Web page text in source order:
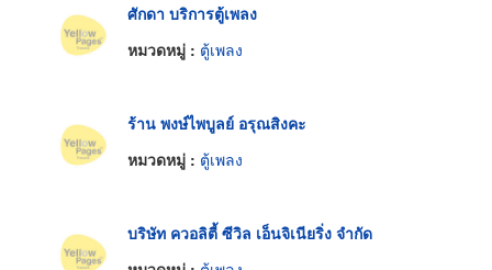
ศักดา บริการตู้เพลง
หมวดหมู่ : ตู้เพลง
ร้าน พงษ์ไพบูลย์ อรุณสิงคะ
หมวดหมู่ : ตู้เพลง
บริษัท ควอลิตี้ ซีวิล เอ็นจิเนียริ่ง จำกัด